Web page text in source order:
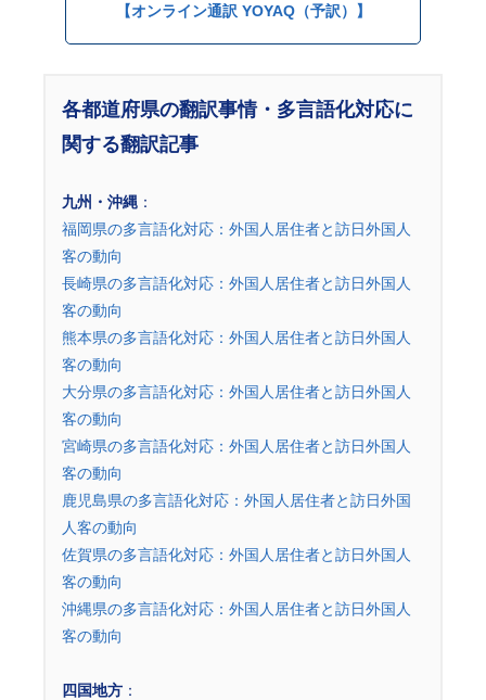
【オンライン通訳 YOYAQ（予訳）】
各都道府県の翻訳事情・多言語化対応に
関する翻訳記事
九州・沖縄 ：
福岡県の多言語化対応：外国人居住者と訪日外国人
客の動向
長崎県の多言語化対応：外国人居住者と訪日外国人
客の動向
熊本県の多言語化対応：外国人居住者と訪日外国人
客の動向
大分県の多言語化対応：外国人居住者と訪日外国人
客の動向
宮崎県の多言語化対応：外国人居住者と訪日外国人
客の動向
鹿児島県の多言語化対応：外国人居住者と訪日外国
人客の動向
佐賀県の多言語化対応：外国人居住者と訪日外国人
客の動向
沖縄県の多言語化対応：外国人居住者と訪日外国人
客の動向
四国地方 ：